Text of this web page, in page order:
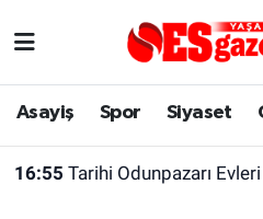
Asayiş Spor Siyaset
16:55 Tarihi Odunpazarı
Asayiş
Yaşam
Eskişehir Nöbetçi